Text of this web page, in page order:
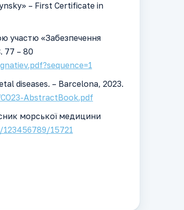
– First Certificate in
участю «Забезпечення
77 – 80
diseases. – Barcelona, 2023.
AbstractBook.pdf
морської медицини
15721